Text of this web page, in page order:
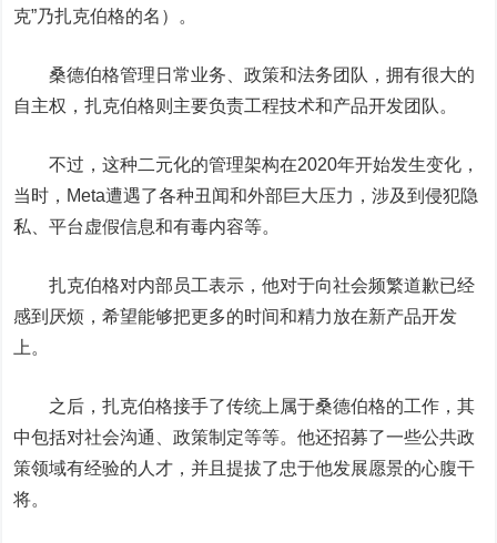
克”乃扎克伯格的名）。
桑德伯格管理日常业务、政策和法务团队，拥有很大的
自主权，扎克伯格则主要负责工程技术和产品开发团队。
不过，这种二元化的管理架构在2020年开始发生变化，
当时，Meta遭遇了各种丑闻和外部巨大压力，涉及到侵犯隐
私、平台虚假信息和有毒内容等。
扎克伯格对内部员工表示，他对于向社会频繁道歉已经
感到厌烦，希望能够把更多的时间和精力放在新产品开发
上。
之后，扎克伯格接手了传统上属于桑德伯格的工作，其
中包括对社会沟通、政策制定等等。他还招募了一些公共政
策领域有经验的人才，并且提拔了忠于他发展愿景的心腹干
将。